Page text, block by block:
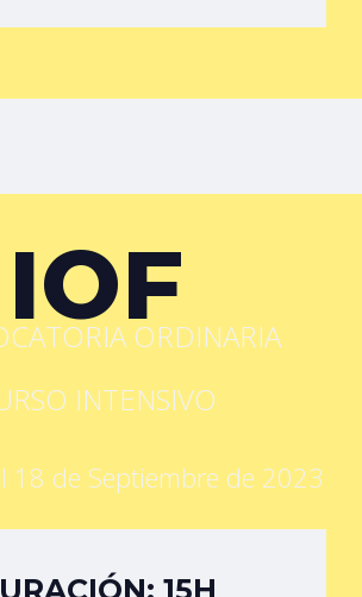
IOFORDINARIA
INTENSIVO
18 de Septiembre de 2023
15H